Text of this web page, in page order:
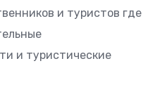
и туристов где
и туристические